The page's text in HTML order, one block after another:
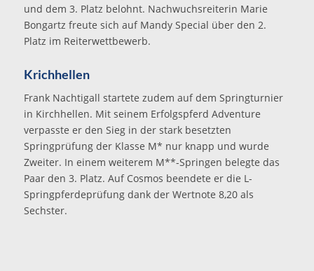
und dem 3. Platz belohnt. Nachwuchsreiterin Marie
Bongartz freute sich auf Mandy Special über den 2.
Platz im Reiterwettbewerb.
Krichhellen
Frank Nachtigall startete zudem auf dem Springturnier
in Kirchhellen. Mit seinem Erfolgspferd Adventure
verpasste er den Sieg in der stark besetzten
Springprüfung der Klasse M* nur knapp und wurde
Zweiter. In einem weiterem M**-Springen belegte das
Paar den 3. Platz. Auf Cosmos beendete er die L-
Springpferdeprüfung dank der Wertnote 8,20 als
Sechster.